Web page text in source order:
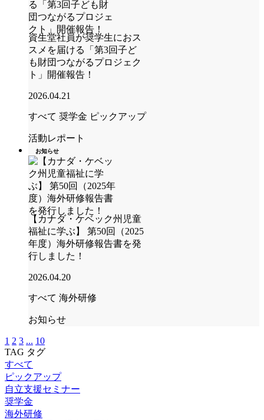
資生堂社員が奨学生におス
スメを届ける「第3回子ど
も財団つながるプロジェク
ト」開催報告！
2026.04.21
すべて 奨学金 ピックアップ
活動レポート
お知らせ
【カナダ・ケベック州児童
福祉に学ぶ】 第50回（2025
年度）海外研修報告書を発
行しました！
2026.04.20
すべて 海外研修
お知らせ
1 2 3 ... 10
TAG タグ
すべて
ピックアップ
自立支援セミナー
奨学金
海外研修